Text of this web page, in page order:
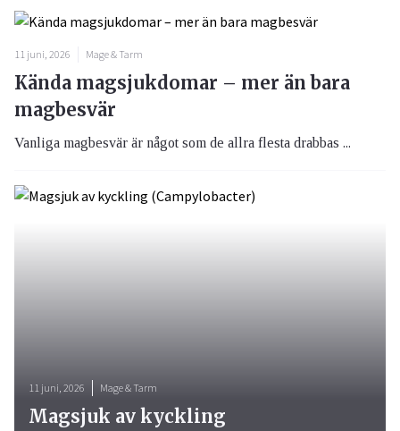
11 juni, 2026 Mage & Tarm
Kända magsjukdomar – mer än bara
magbesvär
Vanliga magbesvär är något som de allra flesta drabbas ...
11 juni, 2026 Mage & Tarm
Magsjuk av kyckling